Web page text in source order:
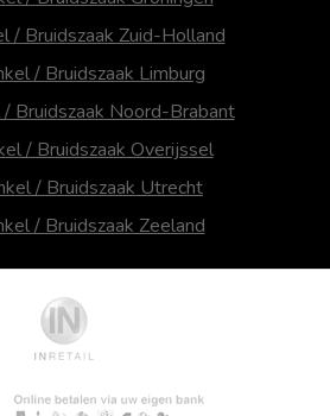
/ Bruidszaak Zuid-Holland
/ Bruidszaak Limburg
Bruidszaak Noord-Brabant
/ Bruidszaak Overijssel
/ Bruidszaak Utrecht
/ Bruidszaak Zeeland